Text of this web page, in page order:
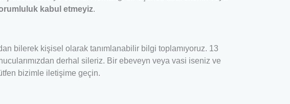
kabul etmeyiz.
bilerek kişisel olarak tanımlanabilir bilgi toplamıyoruz. 13
derhal sileriz. Bir ebeveyn veya vasi iseniz ve
bizimle iletişime geçin.